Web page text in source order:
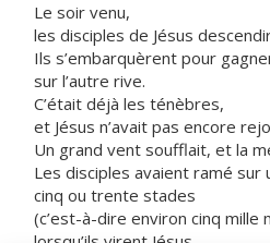
Le soir venu,
les disciples de Jésus
Ils s’embarquèrent pour
sur l’autre rive.
C’était déjà les ténèbres,
et Jésus n’avait pas encore
Un grand vent soufflait, et la
Les disciples avaient ramé sur
cinq ou trente stades
(c’est-à-dire environ cinq mille